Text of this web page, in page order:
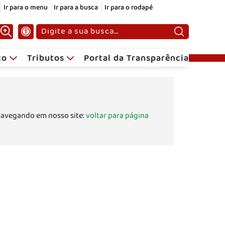
Ir para o menu Ir para a busca Ir para o rodapé
Pesquisar:
Tributos Portal da Transparência
em nosso site:voltar para página